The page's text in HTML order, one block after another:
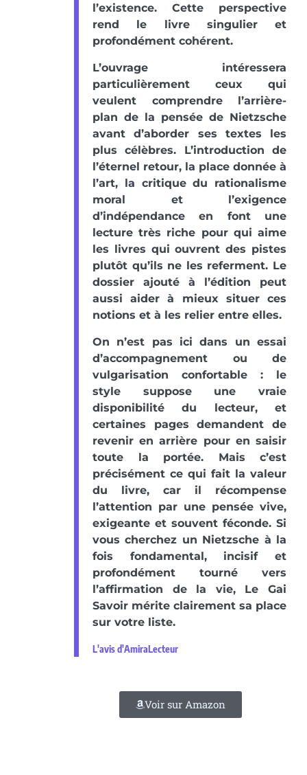
l’existence. Cette perspective
rend le livre singulier et
profondément cohérent.
L’ouvrage intéressera
particulièrement ceux qui
veulent comprendre l’arrière-
plan de la pensée de Nietzsche
avant d’aborder ses textes les
plus célèbres. L’introduction de
l’éternel retour, la place donnée à
l’art, la critique du rationalisme
moral et l’exigence
d’indépendance en font une
lecture très riche pour qui aime
les livres qui ouvrent des pistes
plutôt qu’ils ne les referment. Le
dossier ajouté à l’édition peut
aussi aider à mieux situer ces
notions et à les relier entre elles.
On n’est pas ici dans un essai
d’accompagnement ou de
vulgarisation confortable : le
style suppose une vraie
disponibilité du lecteur, et
certaines pages demandent de
revenir en arrière pour en saisir
toute la portée. Mais c’est
précisément ce qui fait la valeur
du livre, car il récompense
l’attention par une pensée vive,
exigeante et souvent féconde. Si
vous cherchez un Nietzsche à la
fois fondamental, incisif et
profondément tourné vers
l’affirmation de la vie, Le Gai
Savoir mérite clairement sa place
sur votre liste.
L'avis d'AmiraLecteur
Voir sur Amazon